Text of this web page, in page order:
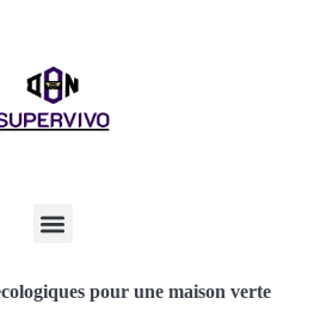
pour une maison verte